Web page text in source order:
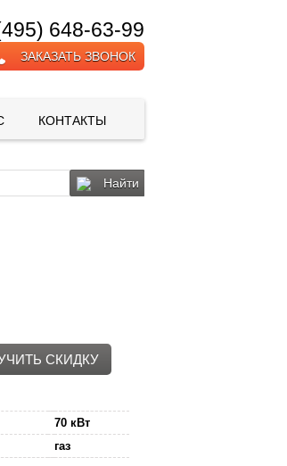
648-63-99
ЗАКАЗАТЬ ЗВОНОК
КОНТАКТЫ
Найти
СКИДКУ
70 кВт
газ